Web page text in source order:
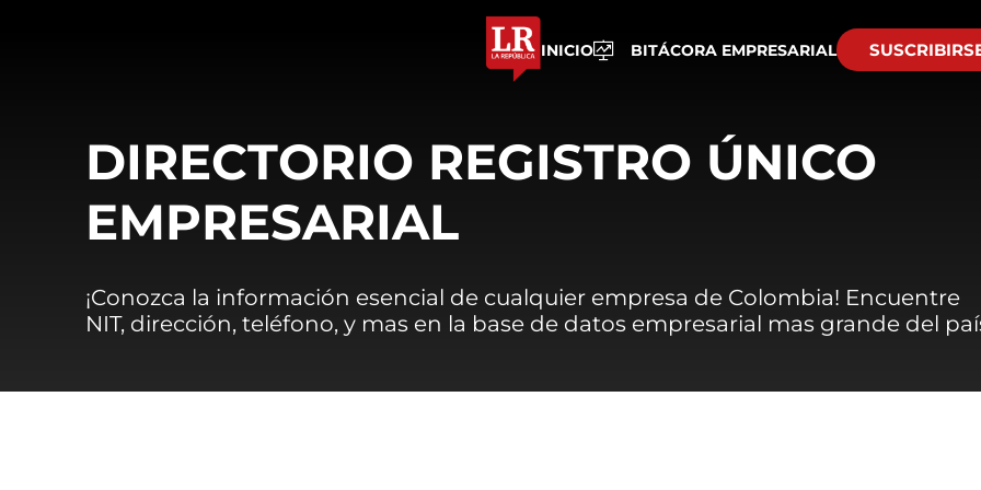
INICIO BITÁCORA EMPRESARIAL
DIRECTORIO REGISTRO ÚNICO
EMPRESARIAL
¡Conozca la información esencial de cualquier empresa de Colombia! Encuentre
NIT, dirección, teléfono, y mas en la base de datos empresarial mas grande del